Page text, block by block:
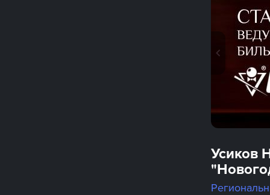
Усиков